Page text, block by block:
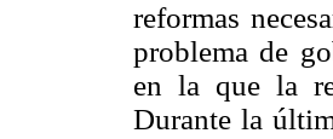
reformas
problema de
en la que la
Durante la